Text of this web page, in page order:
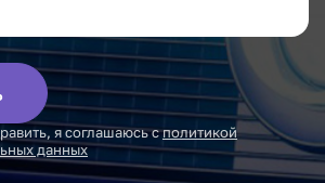
я соглашаюсь сполитикой
данных